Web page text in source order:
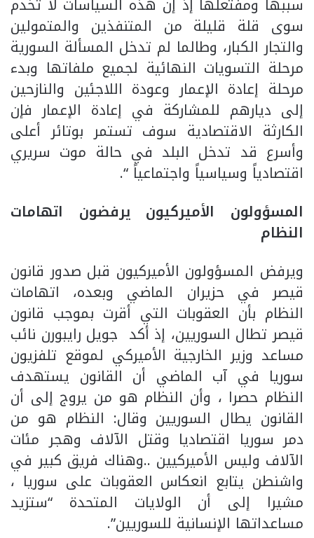
سوى قلة قليلة من المتنفذين والمتمولين
والتجار الكبار، وطالما لم تدخل المسألة السورية
مرحلة التسويات النهائية لجميع ملفاتها وبدء
مرحلة إعادة الإعمار وعودة اللاجئين والنازحين
إلى ديارهم للمشاركة في إعادة الإعمار فإن
الكارثة الاقتصادية سوف تستمر بوتائر أعلى
وأسرع قد تدخل البلد في حالة موت سريري
اقتصادياً وسياسياً واجتماعياً “.
المسؤولون الأميركيون يرفضون اتهامات
النظام
ويرفض المسؤولون الأميركيون قبل صدور قانون
قيصر في حزيران الماضي وبعده، اتهامات
النظام بأن العقوبات التي أقرت بموجب قانون
قيصر تطال السوريين، إذ أكد جويل رايبورن نائب
مساعد وزير الخارجية الأميركي لموقع تلفزيون
سوريا في آب الماضي أن القانون يستهدف
النظام حصرا ، وأن النظام هو من يروج إلى أن
القانون يطال السوريين وقال: النظام هو من
دمر سوريا اقتصاديا وقتل الآلاف وهجر مئات
الآلاف وليس الأميركيين ..وهناك فريق كبير في
واشنطن يتابع انعكاس العقوبات على سوريا ،
مشيرا إلى أن الولايات المتحدة “ستزيد
مساعداتها الإنسانية للسوريين”.